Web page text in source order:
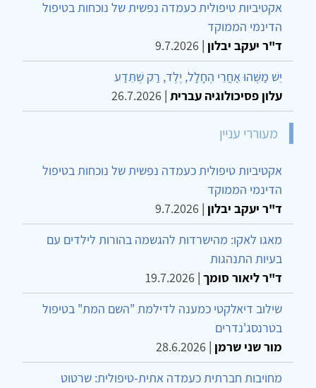
אקטיביות טיפולית כעמדה נפשית של נוכחות בטיפול
הדינמי הממוקד
ד"ר יעקב יבלון |
9.7.2026
יֵשׁ מַשֶּׁהוּ אַחֲרֵי הֶחָלָל, יֶלֶד, רַק שֶׁתֵּדַע
עלון פסיכולוגיה עברית |
26.7.2026
מעוררי עניין
אקטיביות טיפולית כעמדה נפשית של נוכחות בטיפול
הדינמי הממוקד
ד"ר יעקב יבלון |
9.7.2026
מאגו לאקו: מהישרדות להגשמה בהורות לילדים עם
בעיות התנהגות
ד"ר ליאור סומך |
19.7.2026
שילוב דיאלקטי כמענה לדילמת "השם המת" בטיפול
בטרנסג'נדרים
מור שני שרמן |
28.6.2026
מחויבות חברתית כעמדה אתית-טיפולית: שרטוט